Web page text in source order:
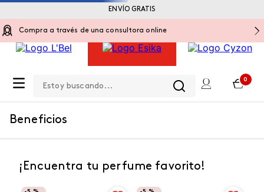
Compra a través de una consultora online
0
ENVÍO GRATIS
Beneficios
¡Encuentra tu perfume favorito!